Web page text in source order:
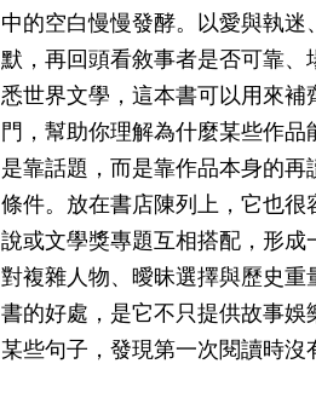
中的空白慢慢發酵。以愛與執
默，再回頭看敘事者是否可靠
悉世界文學，這本書可以用來
門，幫助你理解為什麼某些作
是靠話題，而是靠作品本身的
條件。放在書店陳列上，它也
說或文學獎專題互相搭配，形
對複雜人物、曖昧選擇與歷史
書的好處，是它不只提供故事
某些句子，發現第一次閱讀時沒